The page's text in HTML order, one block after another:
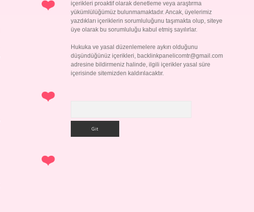
içerikleri proaktif olarak denetleme veya araştırma
yükümlülüğümüz bulunmamaktadır. Ancak, üyelerimiz
yazdıkları içeriklerin sorumluluğunu taşımakta olup, siteye
üye olarak bu sorumluluğu kabul etmiş sayılırlar.
Hukuka ve yasal düzenlemelere aykırı olduğunu
düşündüğünüz içerikleri, backlinkpanelicomtr@gmail.com
adresine bildirmeniz halinde, ilgili içerikler yasal süre
içerisinde sitemizden kaldırılacaktır.